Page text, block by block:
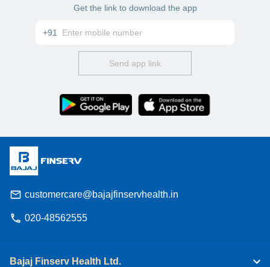
Get the link to download the app
+91
Send app link
customercare@bajajfinservhealth.in
020-48562555
Bajaj Finserv Health Ltd.